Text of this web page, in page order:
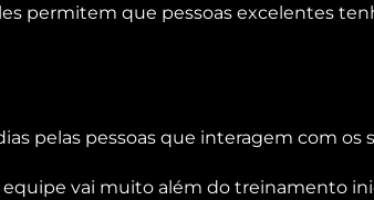
permitem que pessoas excelentes
pelas pessoas que interagem com os
vai muito além do treinamento